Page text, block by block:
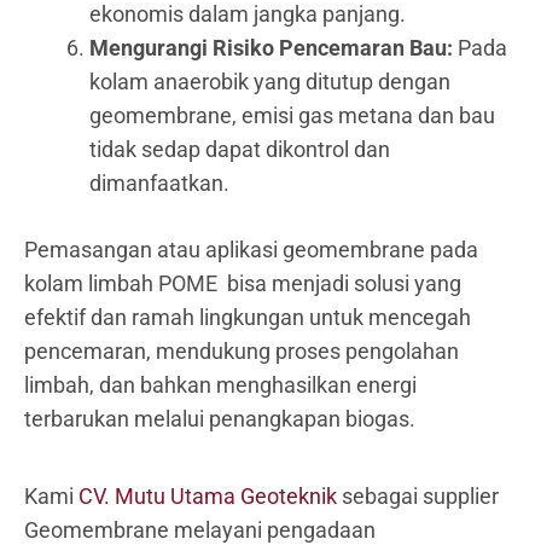
ekonomis dalam jangka panjang.
Mengurangi Risiko Pencemaran Bau: Pada
kolam anaerobik yang ditutup dengan
geomembrane, emisi gas metana dan bau
tidak sedap dapat dikontrol dan
dimanfaatkan.
Pemasangan atau aplikasi geomembrane pada
kolam limbah POME bisa menjadi solusi yang
efektif dan ramah lingkungan untuk mencegah
pencemaran, mendukung proses pengolahan
limbah, dan bahkan menghasilkan energi
terbarukan melalui penangkapan biogas.
Kami CV. Mutu Utama Geoteknik sebagai supplier
Geomembrane melayani pengadaan